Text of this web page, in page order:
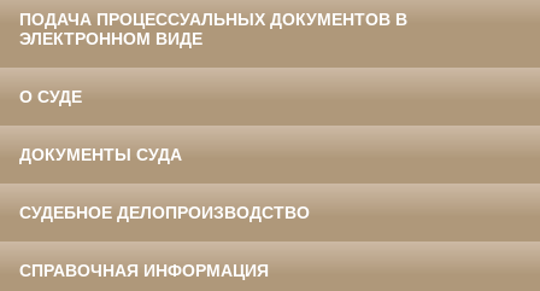
ПОДАЧА ПРОЦЕССУАЛЬНЫХ ДОКУМЕНТОВ В
ЭЛЕКТРОННОМ ВИДЕ
О СУДЕ
ДОКУМЕНТЫ СУДА
СУДЕБНОЕ ДЕЛОПРОИЗВОДСТВО
СПРАВОЧНАЯ ИНФОРМАЦИЯ